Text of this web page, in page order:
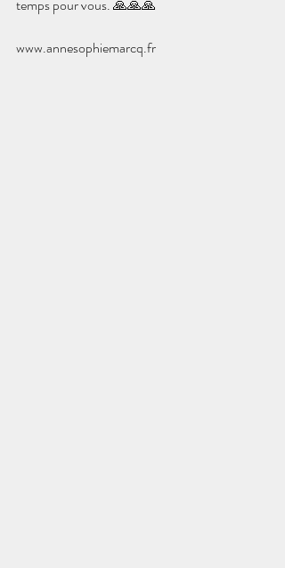
temps pour vous. 🙏🙏🙏
www.annesophiemarcq.fr